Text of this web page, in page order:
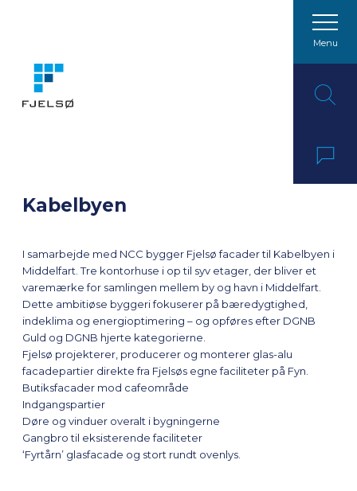
Spring til indhold
Menu
Kabelbyen
I samarbejde med NCC bygger Fjelsø facader til Kabelbyen i
Middelfart. Tre kontorhuse i op til syv etager, der bliver et
varemærke for samlingen mellem by og havn i Middelfart.
Dette ambitiøse byggeri fokuserer på bæredygtighed,
indeklima og energioptimering – og opføres efter DGNB
Guld og DGNB hjerte kategorierne.
Fjelsø projekterer, producerer og monterer glas-alu
facadepartier direkte fra Fjelsøs egne faciliteter på Fyn.
Butiksfacader mod cafeområde
Indgangspartier
Døre og vinduer overalt i bygningerne
Gangbro til eksisterende faciliteter
‘Fyrtårn’ glasfacade og stort rundt ovenlys.